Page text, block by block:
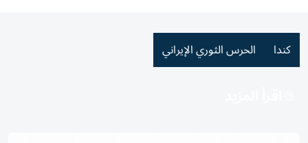
كندا الحرس الثوري الإيراني